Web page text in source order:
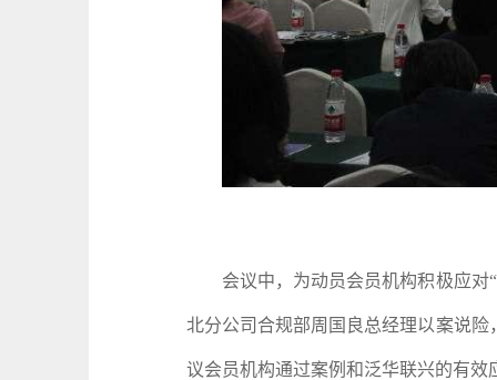
会议中，为动员会员机构积极应对“
北分公司合规部周国良总经理以案说
议会员机构通过案例和泛华联兴的有